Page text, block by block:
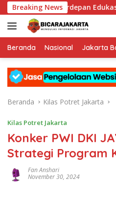
Langsung
ke
konten
Breaking News
Garda Terdepan Edukasi
Beranda Nasional Jakarta
Beranda Kilas Potret Jakarta
Kilas Potret Jakarta
Konker PWI DKI
Strategi Program
Fan Anshari
November 30, 2024